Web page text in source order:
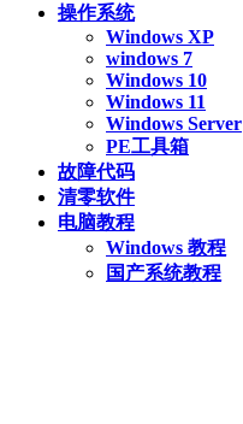
操作系统
Windows XP
windows 7
Windows 10
Windows 11
Windows Server
PE工具箱
故障代码
清零软件
电脑教程
Windows 教程
国产系统教程